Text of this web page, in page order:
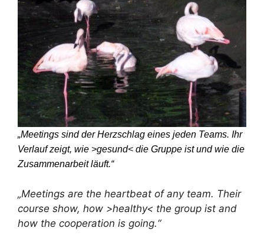
„Meetings sind der Herzschlag eines jeden Teams. Ihr
Verlauf zeigt, wie >gesund< die Gruppe ist und wie die
Zusammenarbeit läuft.“
„Meetings are the heartbeat of any team. Their
course show, how >healthy< the group ist and
how the cooperation is going.“